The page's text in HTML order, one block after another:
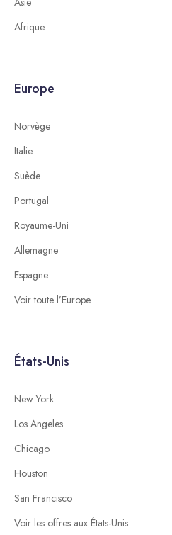
Afrique
Europe
Norvège
Italie
Suède
Portugal
Royaume-Uni
Allemagne
Espagne
Voir toute l’Europe
États-Unis
New York
Los Angeles
Chicago
Houston
San Francisco
Voir les offres aux États-Unis